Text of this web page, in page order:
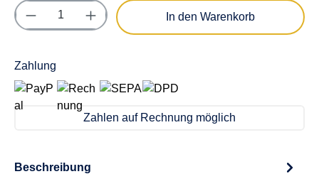
Produkt Anzahl: Gib den gewünschten
In den Warenkorb
Zahlung
Zahlen auf Rechnung möglich
Beschreibung